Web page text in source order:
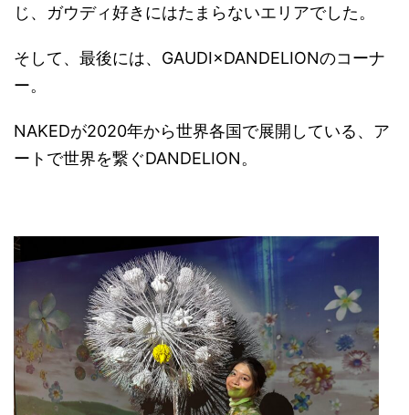
じ、ガウディ好きにはたまらないエリアでした。
そして、最後には、GAUDI×DANDELIONのコーナ
ー。
NAKEDが2020年から世界各国で展開している、ア
ートで世界を繋ぐDANDELION。